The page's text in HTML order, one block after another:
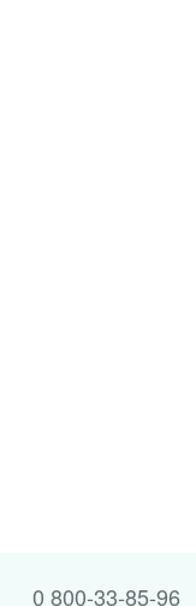
0 800-33-85-96